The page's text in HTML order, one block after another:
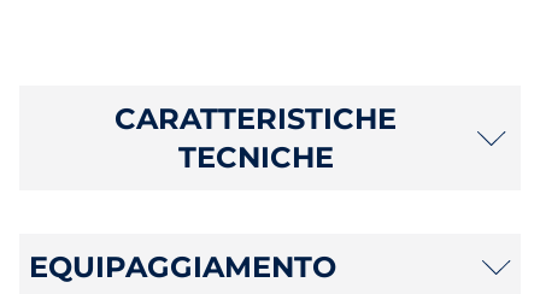
CARATTERISTICHE
TECNICHE
EQUIPAGGIAMENTO